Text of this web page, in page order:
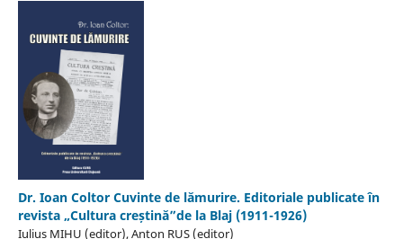
Dr. Ioan Coltor Cuvinte de lămurire. Editoriale publicate în
revista „Cultura creștină”de la Blaj (1911-1926)
Iulius MIHU (editor), Anton RUS (editor)